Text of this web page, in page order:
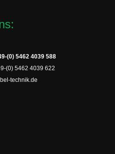
(0) 5462 4039 588
(0) 5462 4039 622
technik.de